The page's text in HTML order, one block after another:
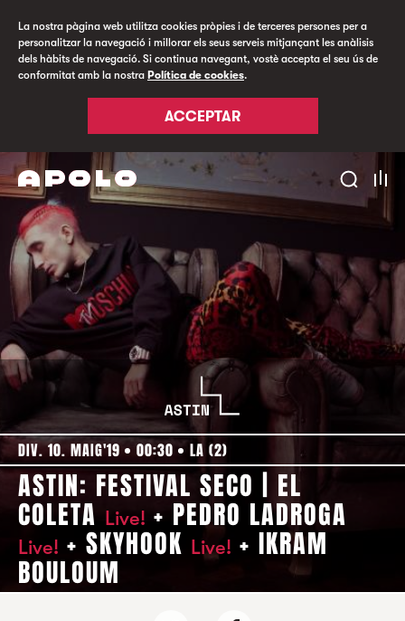
La nostra pàgina web utilitza cookies pròpies i de terceres persones per a
personalitzar la navegació i millorar els seus serveis mitjançant les anàlisis
dels hàbits de navegació. Si continua navegant, vostè accepta el seu ús de
conformitat amb la nostra Política de cookies.
ACCEPTAR
DIV. 10. MAIG'19 00:30 LA (2)
ASTIN: FESTIVAL SECO | EL
COLETALive! + PEDRO LADROGA
Live! + SKYHOOK Live! + IKRAM
BOULOUM